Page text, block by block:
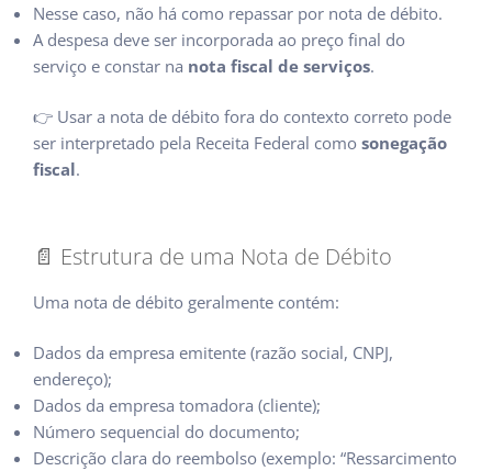
Nesse caso, não há como repassar por nota de débito.
A despesa deve ser incorporada ao preço final do
serviço e constar na nota fiscal de serviços.
👉 Usar a nota de débito fora do contexto correto pode
ser interpretado pela Receita Federal como sonegação
fiscal.
📄 Estrutura de uma Nota de Débito
Uma nota de débito geralmente contém:
Dados da empresa emitente (razão social, CNPJ,
endereço);
Dados da empresa tomadora (cliente);
Número sequencial do documento;
Descrição clara do reembolso (exemplo: “Ressarcimento